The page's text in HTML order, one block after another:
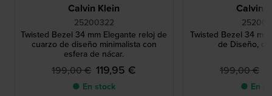
Calvin Klein
25200322
Twisted Bezel 34 mm Elegante reloj de
cuarzo de diseño minimalista con
esfera de nácar.
199,00 € 119,95 €
● En stock
Calvin
Twisted Bezel 34
de Diseño,
199,00 €
● En